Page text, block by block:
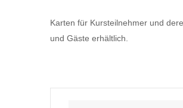
Karten für Kursteilnehmer und
und Gäste erhältlich.